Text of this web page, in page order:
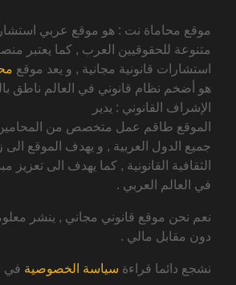
موقع محاماة نت : هو موقع عربي
متنوعة للحقوقيين العرب , كما يعتبر
استشارات قانونية مجانية , و يعد موقع
هو أضخم نظام قانوني في العالم ناطق
الإشراف القانوني : يدير
الموقع طاقم عمل متخصص من
جميع الدول العربية , و يهدف الموقع الى
الثقافية القانونية , كما يهدف الى تعزيز
في العالم العربي .
نعم نحن موقع قانوني مجاني , ينشر
دون مقابل مالي .
نشجع دائما قراءة سياسة الخصوصية في